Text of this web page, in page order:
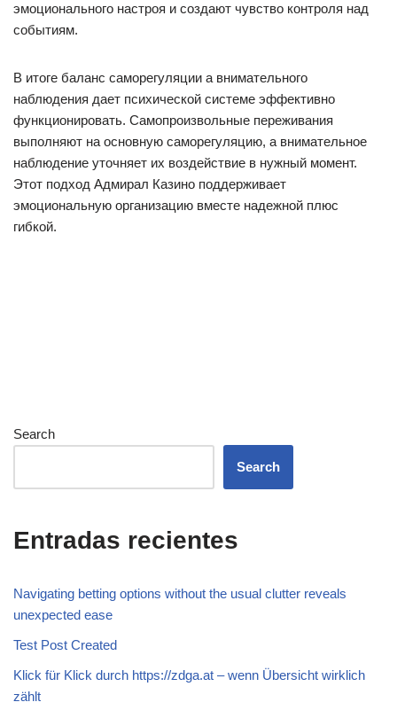
эмоционального настроя и создают чувство контроля над
событиям.
В итоге баланс саморегуляции а внимательного
наблюдения дает психической системе эффективно
функционировать. Самопроизвольные переживания
выполняют на основную саморегуляцию, а внимательное
наблюдение уточняет их воздействие в нужный момент.
Этот подход Адмирал Казино поддерживает
эмоциональную организацию вместе надежной плюс
гибкой.
Search
Search
Entradas recientes
Navigating betting options without the usual clutter reveals
unexpected ease
Test Post Created
Klick für Klick durch https://zdga.at – wenn Übersicht wirklich
zählt